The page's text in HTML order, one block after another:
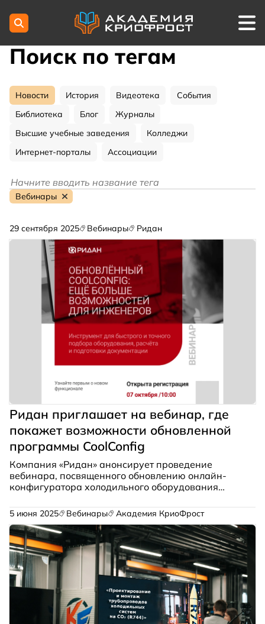
Поиск по тегам
Новости История Видеотека
События
Библиотека
Блог
Журналы
Высшие учебные заведения
Колледжи
Интернет-порталы
Ассоциации
Вебинары
29 сентября 2025 Вебинары Ридан
Ридан приглашает на вебинар, где
покажет возможности обновленной
программы CoolConfig
Компания «Ридан» анонсирует проведение
вебинара, посвященного обновлению онлайн-
конфигуратора холодильного оборудования
октября.
5 июня 2025 Вебинары Академия КриоФрост